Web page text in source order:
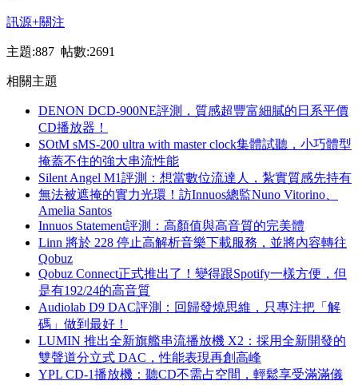
訊源+關注
主題:887 帖數:2691
相關主題
DENON DCD-900NE評測，質感超豐富細膩的日系平價
CD播放器！
SOtM sMS-200 ultra with master clock集體試聽，小巧體型
掩蓋不住的強大串流性能
Silent Angel M1評測：想當數位流達人，紮實質感先持有
無法被遮掩的實力光環！訪Innuos總監Nuno Vitorino、
Amelia Santos
Innuos Statement評測：高顏值與高音質的完美體
Linn 將於 228 停止高解析音樂下載服務，並將內容轉往
Qobuz
Qobuz Connect正式推出了！變得跟Spotify一樣方便，但
是有192/24的高音質
Audiolab D9 DAC評測：回歸發燒思維，只專注把「解
碼」做到最好！
LUMIN 推出全新旗艦串流播放機 X2：採用全新開發的
雙聲道分立式 DAC，性能表現再創高峰
YPL CD-1播放機：聽CD不需占空間，輕鬆享受滿滿儀